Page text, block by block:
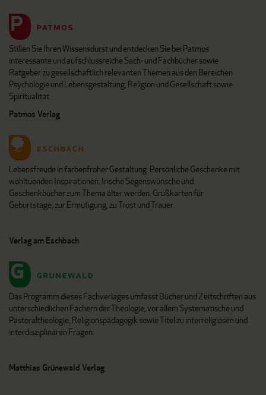
Stillen Sie Ihren Wissensdurst und entdecken Sie bei Patmos
interessante und aufschlussreiche Sach- und Fachbücher sowie
Ratgeber zu gesellschaftlich relevanten Themen aus den Bereichen
Psychologie und Lebensgestaltung, Religion und Gesellschaft sowie
Spiritualität.
Patmos Verlag
Lebensfreude in farbenfroher Gestaltung: Persönliche Geschenke mit
wohltuenden Inspirationen. Irische Segenswünsche und
Geschenkbücher zum Thema älter werden. Grußkarten für
Geburtstage, zur Ermutigung, zu Trost und Trauer.
Verlag am Eschbach
Das Programm dieses Fachverlages umfasst Bücher und Zeitschriften aus
unterschiedlichen Fächern der Theologie, vor allem Systematische und
Pastoraltheologie, Religionspädagogik sowie Titel zu interreligiösen und
interdisziplinären Fragen.
Matthias Grünewald Verlag